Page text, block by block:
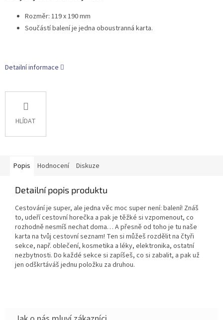
Rozměr: 119 x 190 mm
Součástí balení je jedna oboustranná karta.
Detailní informace
HLÍDAT
Popis Hodnocení Diskuze
Detailní popis produktu
Cestování je super, ale jedna věc moc super není: balení! Znáš
to, udeří cestovní horečka a pak je těžké si vzpomenout, co
rozhodně nesmíš nechat doma… A přesně od toho je tu naše
karta na tvůj cestovní seznam! Ten si můžeš rozdělit na čtyři
sekce, např. oblečení, kosmetika a léky, elektronika, ostatní
nezbytnosti. Do každé sekce si zapíšeš, co si zabalit, a pak už
jen odškrtáváš jednu položku za druhou.